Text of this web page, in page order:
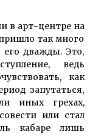
в арт-центре на
так много
дважды. Это,
ведь
как
запутаться,
иных грехах,
или стал
кабаре лишь